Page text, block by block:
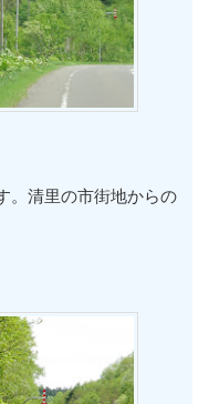
。清里の市街地からの